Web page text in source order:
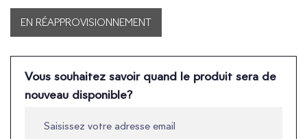
EN RÉAPPROVISIONNEMENT
Vous souhaitez savoir quand le produit sera de
nouveau disponible?